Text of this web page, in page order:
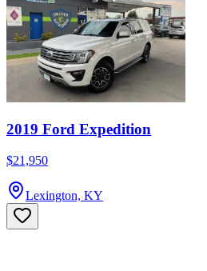
2019 Ford Expedition
$21,950
Lexington, KY